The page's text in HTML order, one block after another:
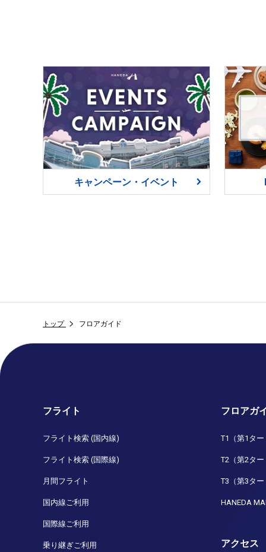
キャンペーン・イベント
トップ フロアガイド
フライト
フライト検索 (国内線)
フライト検索 (国際線)
月間フライト
国内線ご利用
国際線ご利用
乗り継ぎご利用
フロアガ
T1（第1タ
T2（第2タ
T3（第3タ
HANEDA
アクセス